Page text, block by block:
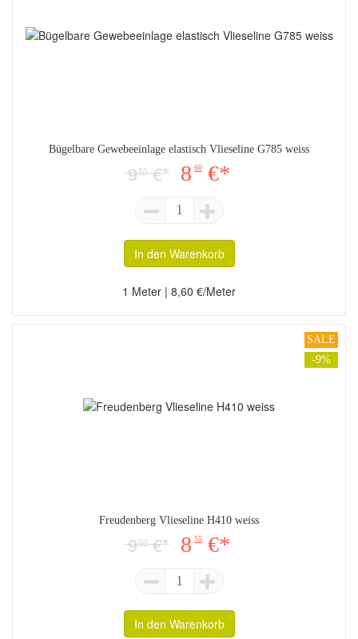
Bügelbare Gewebeeinlage elastisch Vlieseline G785 weiss
955€* 8 60 €*
1
In den Warenkorb
1 Meter | 8,60 €/Meter
SALE
-9%
Freudenberg Vlieseline H410 weiss
950€* 8 55 €*
1
In den Warenkorb